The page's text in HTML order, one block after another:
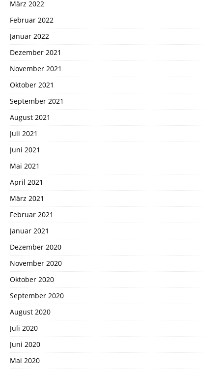
März 2022
Februar 2022
Januar 2022
Dezember 2021
November 2021
Oktober 2021
September 2021
August 2021
Juli 2021
Juni 2021
Mai 2021
April 2021
März 2021
Februar 2021
Januar 2021
Dezember 2020
November 2020
Oktober 2020
September 2020
August 2020
Juli 2020
Juni 2020
Mai 2020